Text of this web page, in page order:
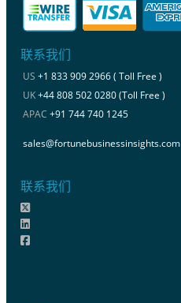
联系我们
US +1 833 909 2966 ( Toll Free )
UK+44 808 502 0280 (Toll Free )
APAC +91 744 740 1245
sales@fortunebusinessinsights.com
联系我们